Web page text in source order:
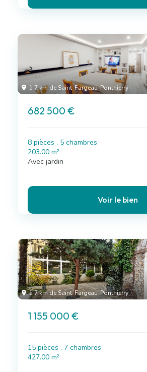
à 7 km de Saint-Fargeau-Ponthierry
682 500 €
8 pièces , 5 chambres
203.00 m²
Avec jardin
Voir le bien
à 7 km de Saint-Fargeau-Ponthierry
1 155 000 €
15 pièces , 7 chambres
427.00 m²